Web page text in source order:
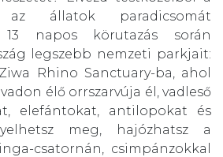
állatok paradicsomát
napos körutazás során
legszebb nemzeti parkjait:
Rhino Sanctuary-ba, ahol
élő orrszarvúja él, vadleső
elefántokat, antilopokat és
meg, hajózhatsz a
csatornán, csimpánzokkal